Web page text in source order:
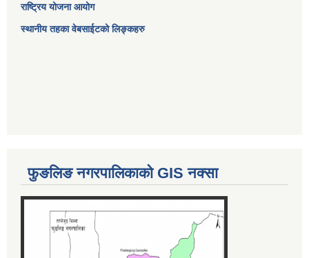
राष्ट्रिय योजना आयोग
स्थानीय तहका वेबसाईटको लिङ्कहरु
फुङलिङ नगरपालिकाको GIS नक्सा